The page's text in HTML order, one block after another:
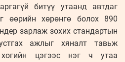
битүү утаанд автдаг
өөрийн хөрөнгө болох 890
зарлаж зохих стандартын
ажлыг хяналт тавьж
цэгээс нэг ч утаа